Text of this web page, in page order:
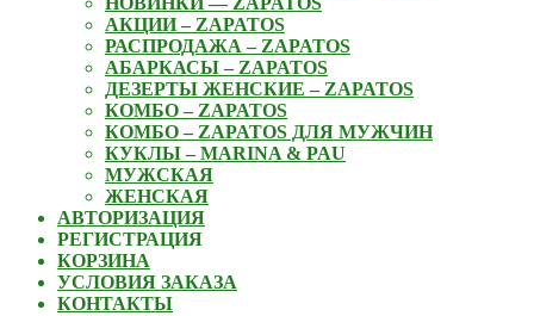
АКЦИИ – ZAPATOS
РАСПРОДАЖА – ZAPATOS
АБАРКАСЫ – ZAPATOS
ДЕЗЕРТЫ ЖЕНСКИЕ – ZAPATOS
КОМБО – ZAPATOS
КОМБО – ZAPATOS ДЛЯ МУЖЧИН
КУКЛЫ – MARINA & PAU
МУЖСКАЯ
ЖЕНСКАЯ
АВТОРИЗАЦИЯ
РЕГИСТРАЦИЯ
КОРЗИНА
УСЛОВИЯ ЗАКАЗА
КОНТАКТЫ